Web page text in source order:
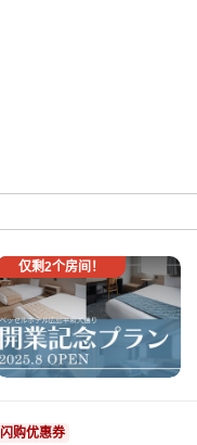
仅剩2个房间！
闪购优惠券